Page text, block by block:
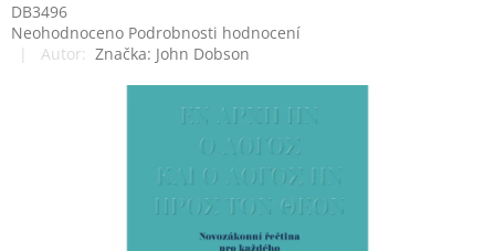
DB3496
Průměrné
hodnocení
Neohodnoceno Podrobnosti hodnocení
Značka: John Dobson